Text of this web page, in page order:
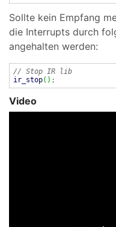
Sollte kein Empfang
die Interrupts durch
angehalten werden:
// Stop IR lib
ir_stop( ) ;
Video